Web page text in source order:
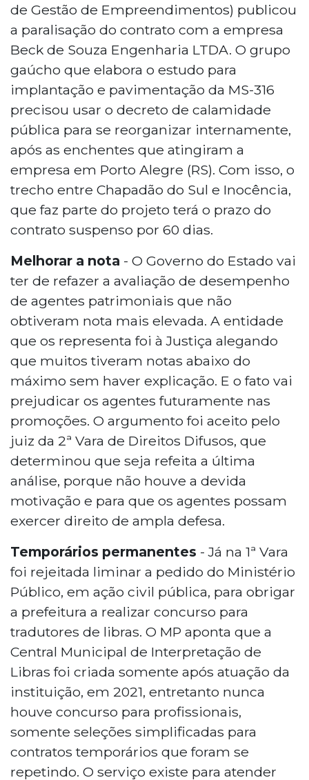
de Gestão de Empreendimentos) publicou
a paralisação do contrato com a empresa
Beck de Souza Engenharia LTDA. O grupo
gaúcho que elabora o estudo para
implantação e pavimentação da MS-316
precisou usar o decreto de calamidade
pública para se reorganizar internamente,
após as enchentes que atingiram a
empresa em Porto Alegre (RS). Com isso, o
trecho entre Chapadão do Sul e Inocência,
que faz parte do projeto terá o prazo do
contrato suspenso por 60 dias.
Melhorar a nota - O Governo do Estado vai
ter de refazer a avaliação de desempenho
de agentes patrimoniais que não
obtiveram nota mais elevada. A entidade
que os representa foi à Justiça alegando
que muitos tiveram notas abaixo do
máximo sem haver explicação. E o fato vai
prejudicar os agentes futuramente nas
promoções. O argumento foi aceito pelo
juiz da 2ª Vara de Direitos Difusos, que
determinou que seja refeita a última
análise, porque não houve a devida
motivação e para que os agentes possam
exercer direito de ampla defesa.
Temporários permanentes - Já na 1ª Vara
foi rejeitada liminar a pedido do Ministério
Público, em ação civil pública, para obrigar
a prefeitura a realizar concurso para
tradutores de libras. O MP aponta que a
Central Municipal de Interpretação de
Libras foi criada somente após atuação da
instituição, em 2021, entretanto nunca
houve concurso para profissionais,
somente seleções simplificadas para
contratos temporários que foram se
repetindo. O serviço existe para atender